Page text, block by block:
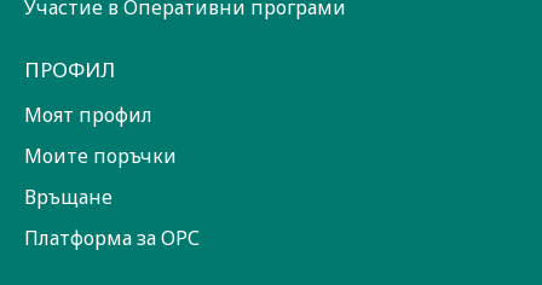
Участие в Оперативни програми
ПРОФИЛ
Моят профил
Моите поръчки
Връщане
Платформа за ОРС